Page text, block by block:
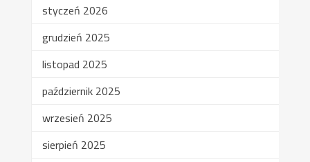
styczeń 2026
grudzień 2025
listopad 2025
październik 2025
wrzesień 2025
sierpień 2025